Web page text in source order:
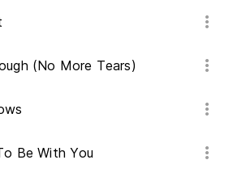
(No More Tears)
Be With You